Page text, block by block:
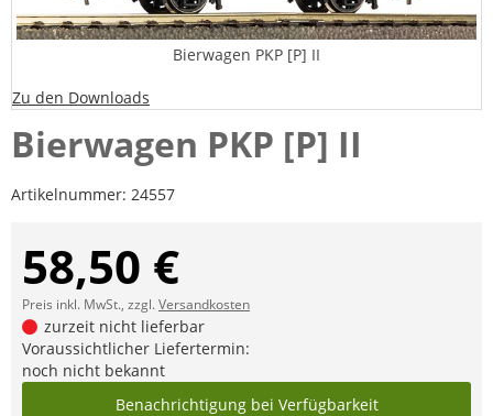
Bierwagen PKP [P] II
Zu den Downloads
Bierwagen PKP [P] II
Artikelnummer: 24557
58,50 €
Preis inkl. MwSt., zzgl.Versandkosten
zurzeit nicht lieferbar
Voraussichtlicher Liefertermin:
noch nicht bekannt
Benachrichtigung bei Verfügbarkeit